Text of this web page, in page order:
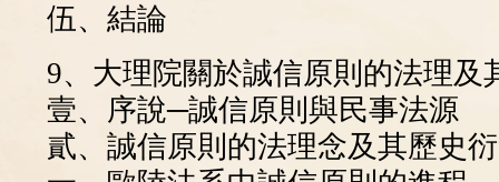
伍、結論
9、大理院關於誠信原則的法理及
壹、序說─誠信原則與民事法源
貳、誠信原則的法理念及其歷史